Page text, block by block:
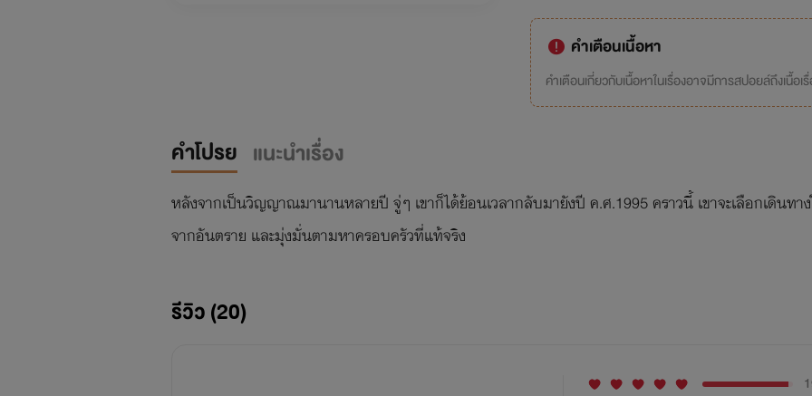
คำเตือนเนื้อหา
คำเตือนเกี่ยวกับเนื้อหาในเรื่องอาจมีการสปอยล์ถึงเนื้อเ
คำโปรย แนะนำเรื่อง
หลังจากเป็นวิญญาณมานานหลายปี จู่ๆ เขาก็ได้ย้อนเวลากลับมายังปี ค.ศ.1995 คราวนี้ เขาจะเลือกเดินทา
จากอันตราย และมุ่งมั่นตามหาครอบครัวที่แท้จริง
รีวิว (20)